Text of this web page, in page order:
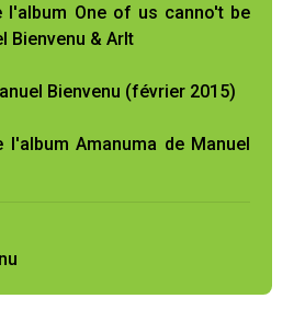
l'album One of us canno't be
Bienvenu & Arlt
Bienvenu (février 2015)
l'album Amanuma de Manuel